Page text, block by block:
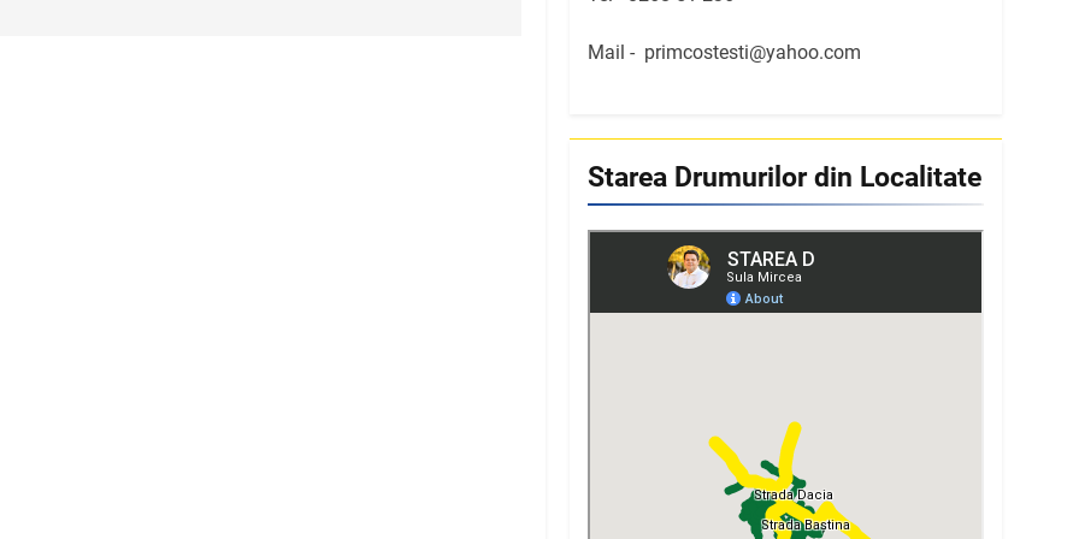
Mail - primcostesti@yahoo.com
Starea Drumurilor din Localitate